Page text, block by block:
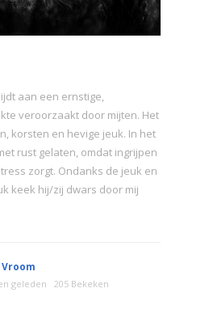
aan een ernstige,
veroorzaakt door mijten. Het
korsten en hevige jeuk. In het
rust gelaten, omdat ingrijpen
zorgt. Ondanks de jeuk en
keek hij/zij dwars door mij
geleden 205 Bekeken